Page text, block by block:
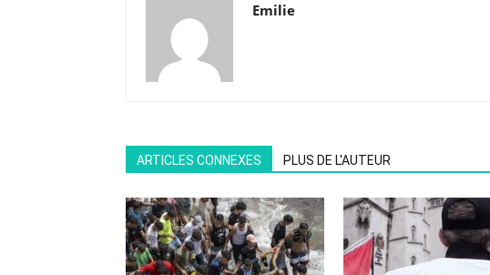
Emilie
ARTICLES CONNEXES PLUS DE L'AUTEUR